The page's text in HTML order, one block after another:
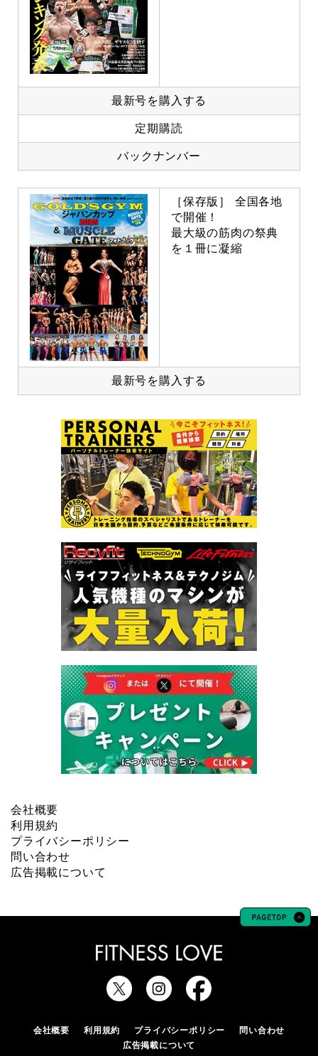
最新号を購入する
定期購読
バックナンバー
［保存版］ 全国各地
で開催！
最大級の筋肉の祭典
を１冊に凝縮
最新号を購入する
会社概要
利用規約
プライバシーポリシー
問い合わせ
広告掲載について
会社概要 利用規約 プライバシーポリシー
問い合わせ
広告掲載について